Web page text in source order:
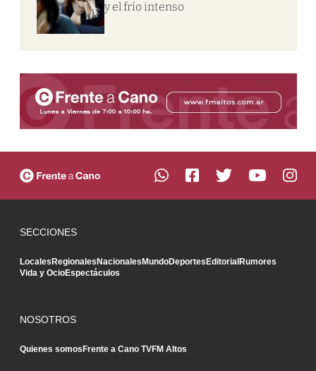
y el frío intenso
SECCIONES
LocalesRegionalesNacionalesMundoDeportesEditorialRumores
Vida y OcioEspectáculos
NOSOTROS
Quienes somosFrente a Cano TVFM Altos